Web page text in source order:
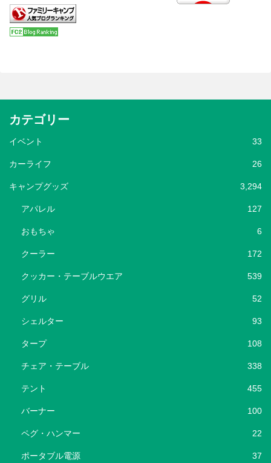
カテゴリー
イベント 33
カーライフ 26
キャンプグッズ 3,294
アパレル 127
おもちゃ 6
クーラー 172
クッカー・テーブルウエア 539
グリル 52
シェルター 93
タープ 108
チェア・テーブル 338
テント 455
バーナー 100
ペグ・ハンマー 22
ポータブル電源 37